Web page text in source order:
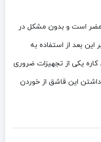
است و بدون مشکل در
این بعد از استفاده به‌
یکی از تجهیزات ضروری
این قاشق از خوردن